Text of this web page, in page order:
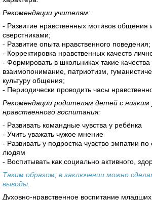
Рекомендации учителям:
- Развитие нравственных мотивов общения
сверстниками;
- Развитие опыта нравственного поведения;
- Корректировка нравственных качеств
- Формировать в школьниках такие качества
взаимопонимание, патриотизм,
культуру общения;
- Периодически проводить часы
Рекомендации родителям детей с низким
нравственного воспитания:
- Развивать командные чувства у ребёнка
- Учить уважать чужое мнение
- Развивать у подростка чувство эмпатии
людям
- Воспитывать как социально активного,
Таким образом, в заключении можно
выводы.
Духовно-нравственное воспитание